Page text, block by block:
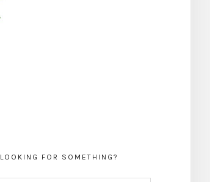
LOOKING FOR SOMETHING?